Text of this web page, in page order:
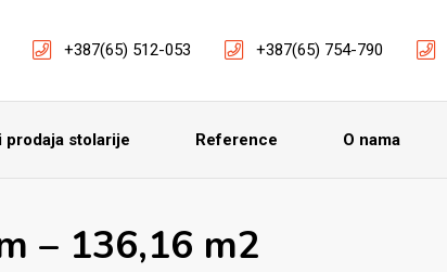
+387(65) 512-053 +387(65) 754-790
prodaja stolarije Reference O nama
– 136,16 m2